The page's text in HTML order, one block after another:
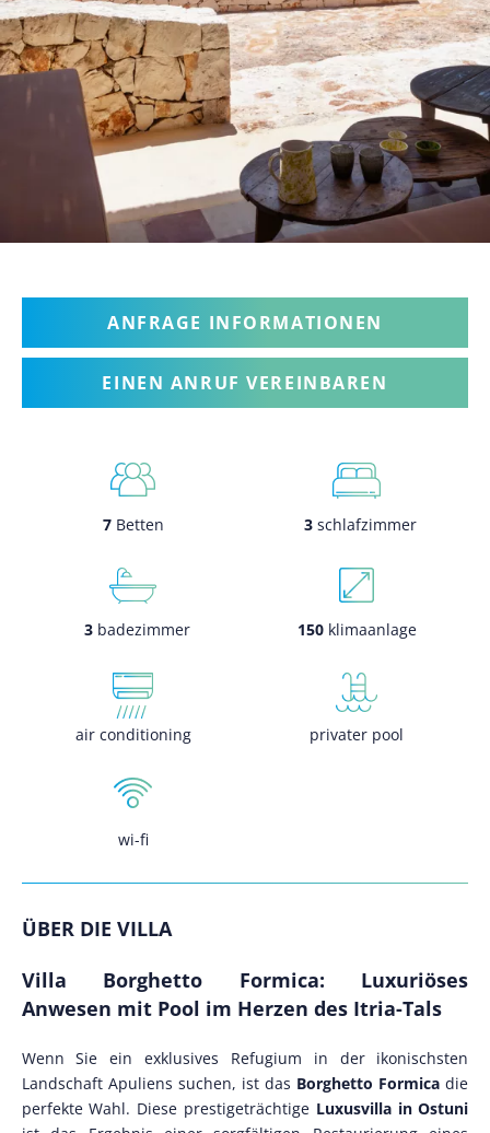
ANFRAGE INFORMATIONEN
EINEN ANRUF VEREINBAREN
7Betten 3 schlafzimmer
3badezimmer 150klimaanlage
air conditioning privater pool
wi-fi
ÜBER DIE VILLA
Villa Borghetto Formica: Luxuriöses
Anwesen mit Pool im Herzen des Itria-Tals
Wenn Sie ein exklusives Refugium in der ikonischsten
Landschaft Apuliens suchen, ist das Borghetto Formica die
perfekte Wahl. Diese prestigeträchtige Luxusvilla in Ostuni